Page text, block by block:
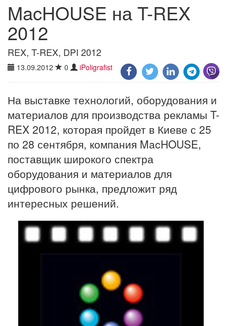
MacHOUSE на T-REX
2012
REX, T-REX, DPI 2012
13.09.2012 0 iPoligrafist
На выставке технологий, оборудования и
материалов для производства рекламы T-
REX 2012, которая пройдет в Киеве с 25
по 28 сентября, компания MacHOUSE,
поставщик широкого спектра
оборудования и материалов для
цифрового рынка, предложит ряд
интересных решений.